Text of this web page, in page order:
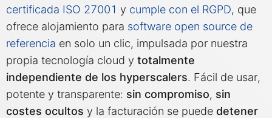
Mosquitto
MySQL
Nextcloud
certificada ISO 27001 y cumple con el RGPD, que
ofrece alojamiento para software open source de
referencia en solo un clic, impulsada por nuestra
propia tecnología cloud y totalmente
independiente de los hyperscalers. Fácil de usar,
potente y transparente: sin compromiso, sin
costes ocultos y la facturación se puede detener